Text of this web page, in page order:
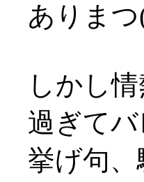
ありま
しかし
過ぎて
挙げ句